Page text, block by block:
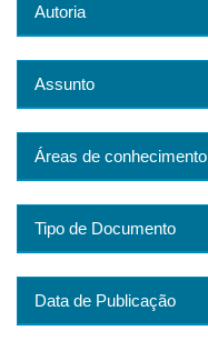
Autoria
Assunto
Áreas de conhecimento
Tipo de Documento
Data de Publicação